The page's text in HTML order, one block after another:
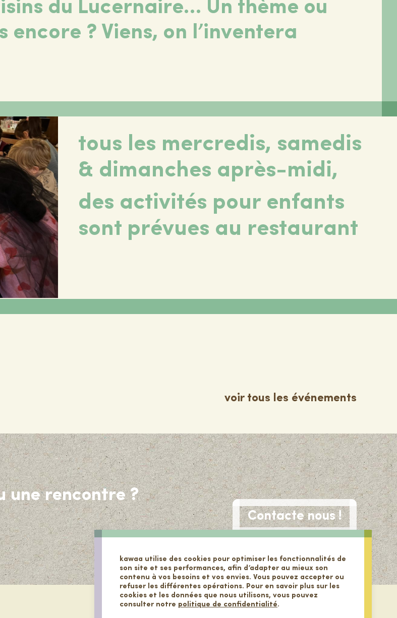
du Lucernaire… Un thème ou
encore ? Viens, on l’inventera
tous les mercredis, samedis
& dimanches après-midi,
des activités pour enfants
sont prévues au restaurant
voir tous les événements
une rencontre ?
Contacte nous !
kawaa utilise des cookies pour optimiser les fonctionnalités de
son site et ses performances, afin d’adapter au mieux son
contenu à vos besoins et vos envies. Vous pouvez accepter ou
refuser les différentes opérations. Pour en savoir plus sur les
cookies et les données que nous utilisons, vous pouvez
consulter notre politique de confidentialité.